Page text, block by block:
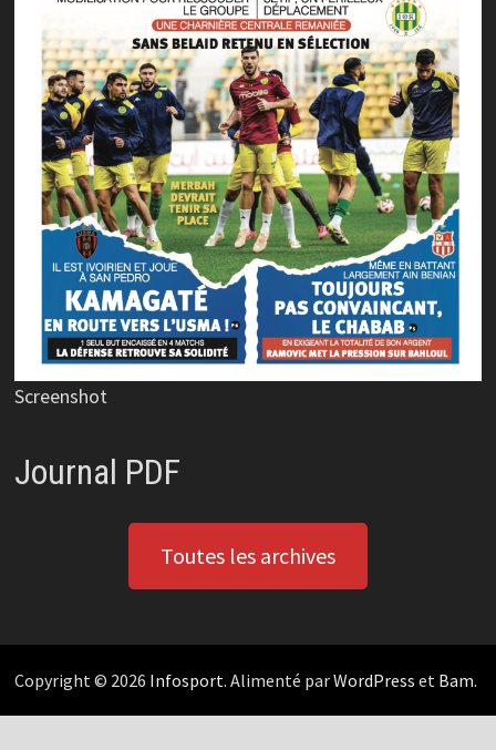
Screenshot
Journal PDF
Toutes les archives
Copyright © 2026 Infosport. Alimenté parWordPress et Bam.